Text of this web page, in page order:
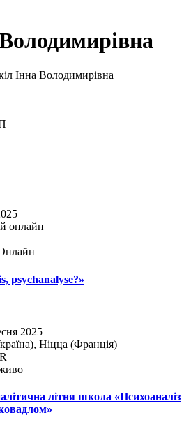
Інна Володимирівна
онлайн
psychanalyse?»
2025
Ніцца (Франція)
літня школа «Психоаналіз